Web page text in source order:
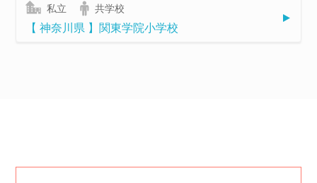
私立 共学校
【 神奈川県 】関東学院小学校